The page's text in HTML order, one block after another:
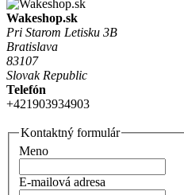
Wakeshop.sk
Pri Starom Letisku 3B
Bratislava
83107
Slovak Republic
Telefón
+421903934903
Kontaktný formulár
Meno
E-mailová adresa